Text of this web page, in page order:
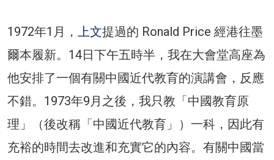
1972年1月， 上文提過的 Ronald Price 經港往墨
爾本履新。14日下午五時半，我在大會堂高座為
他安排了一個有關中國近代教育的演講會，反應
不錯。1973年9月之後，我只教「中國教育原
理」（後改稱「中國近代教育」）一科，因此有
充裕的時間去改進和充實它的內容。有關中國當